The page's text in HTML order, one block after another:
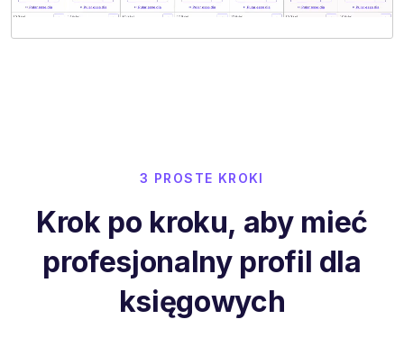
3 PROSTE KROKI
Krok po kroku, aby mieć
profesjonalny profil dla
księgowych